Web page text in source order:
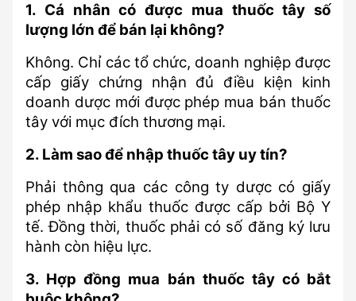
1. Cá nhân có được mua thuốc tây số
lượng lớn để bán lại không?
Không. Chỉ các tổ chức, doanh nghiệp được
cấp giấy chứng nhận đủ điều kiện kinh
doanh dược mới được phép mua bán thuốc
tây với mục đích thương mại.
2. Làm sao để nhập thuốc tây uy tín?
Phải thông qua các công ty dược có giấy
phép nhập khẩu thuốc được cấp bởi Bộ Y
tế. Đồng thời, thuốc phải có số đăng ký lưu
hành còn hiệu lực.
3. Hợp đồng mua bán thuốc tây có bắt